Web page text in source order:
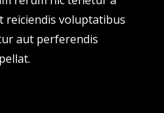
reiciendis voluptatibus
aut perferendis